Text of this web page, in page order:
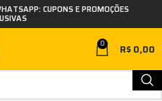
CUPONS E PROMOÇÕES
0 R$0,00